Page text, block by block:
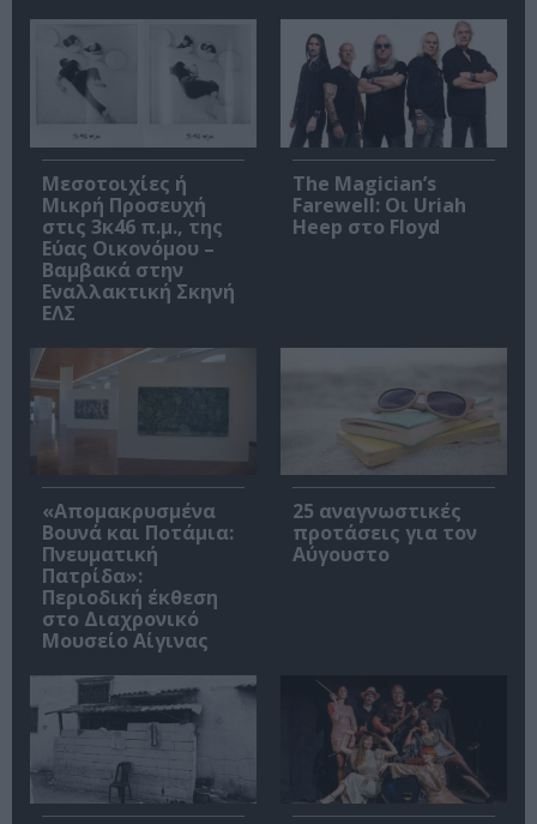
Μεσοτοιχίες ή
Μικρή Προσευχή
στις 3κ46 π.μ., της
Εύας Οικονόμου –
Βαμβακά στην
Εναλλακτική Σκηνή
ΕΛΣ
The Magician’s
Farewell: Οι Uriah
Heep στο Floyd
«Απομακρυσμένα
Βουνά και Ποτάμια:
Πνευματική
Πατρίδα»:
Περιοδική έκθεση
στο Διαχρονικό
Μουσείο Αίγινας
25 αναγνωστικές
προτάσεις για τον
Αύγουστο